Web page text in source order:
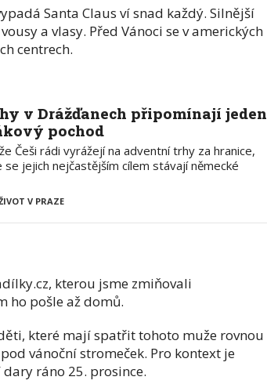
Santa Claus ví snad každý. Silnější
a vlasy. Před Vánoci se v amerických
centrech.
v Drážďanech připomínají jeden
pochod
Češi rádi vyrážejí na adventní trhy za hranice,
se jejich nejčastějším cílem stávají německé
V PRAZE
kterou jsme zmiňovali
ho pošle až domů.
které mají spatřit tohoto muže rovnou
vánoční stromeček. Pro kontext je
ráno 25. prosince.